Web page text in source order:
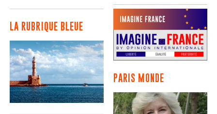
LA RUBRIQUE BLEUE
PARIS MONDE